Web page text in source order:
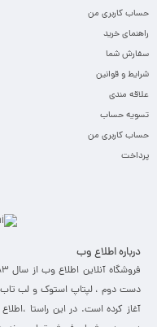
حساب کاربری من
راهنمای خرید
سفارش شما
شرایط و قوانین
علاقه مندی
تسویه حساب
حساب کاربری من
پرداخت
درباره اطلاع وب
دست دوم ، لپتاپ استوک و لب تاب
آغاز کرده است. در این راستا